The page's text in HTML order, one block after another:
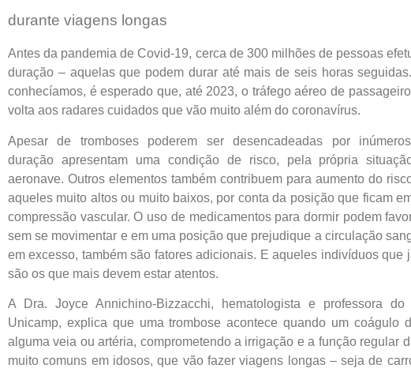
durante viagens longas
Antes da pandemia de Covid-19, cerca de 300 milhões de pessoas
duração – aquelas que podem durar até mais de seis horas
conhecíamos, é esperado que, até 2023, o tráfego aéreo de
volta aos radares cuidados que vão muito além do coronavírus.
Apesar de tromboses poderem ser desencadeadas por
duração apresentam uma condição de risco, pela própria
aeronave. Outros elementos também contribuem para aumento do
aqueles muito altos ou muito baixos, por conta da posição que ficam
compressão vascular. O uso de medicamentos para dormir podem
sem se movimentar e em uma posição que prejudique a circulação
em excesso, também são fatores adicionais. E aqueles indivíduos que
são os que mais devem estar atentos.
A Dra. Joyce Annichino-Bizzacchi, hematologista e professora
Unicamp, explica que uma trombose acontece quando um coágulo
alguma veia ou artéria, comprometendo a irrigação e a função regular
muito comuns em idosos, que vão fazer viagens longas – seja de